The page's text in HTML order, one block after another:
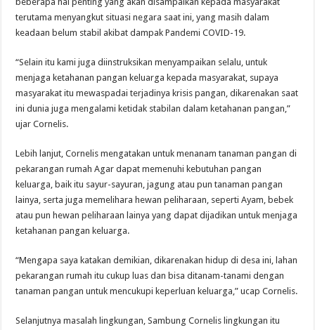
terutama menyangkut situasi negara saat ini, yang masih dalam
keadaan belum stabil akibat dampak Pandemi COVID-19.
“Selain itu kami juga diinstruksikan menyampaikan selalu, untuk
menjaga ketahanan pangan keluarga kepada masyarakat, supaya
masyarakat itu mewaspadai terjadinya krisis pangan, dikarenakan saat
ini dunia juga mengalami ketidak stabilan dalam ketahanan pangan,”
ujar Cornelis.
Lebih lanjut, Cornelis mengatakan untuk menanam tanaman pangan di
pekarangan rumah Agar dapat memenuhi kebutuhan pangan
keluarga, baik itu sayur-sayuran, jagung atau pun tanaman pangan
lainya, serta juga memelihara hewan peliharaan, seperti Ayam, bebek
atau pun hewan peliharaan lainya yang dapat dijadikan untuk menjaga
ketahanan pangan keluarga.
“Mengapa saya katakan demikian, dikarenakan hidup di desa ini, lahan
pekarangan rumah itu cukup luas dan bisa ditanam-tanami dengan
tanaman pangan untuk mencukupi keperluan keluarga,” ucap Cornelis.
Selanjutnya masalah lingkungan, Sambung Cornelis lingkungan itu